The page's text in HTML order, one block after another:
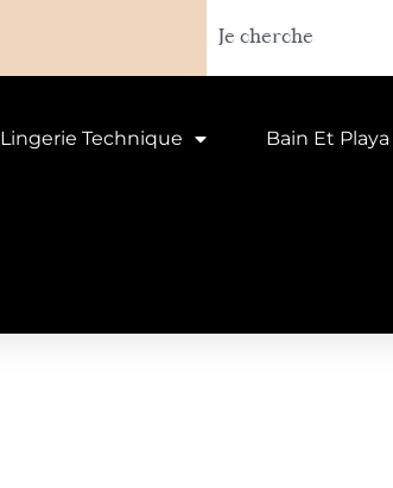
Lingerie Technique Bain Et Playa